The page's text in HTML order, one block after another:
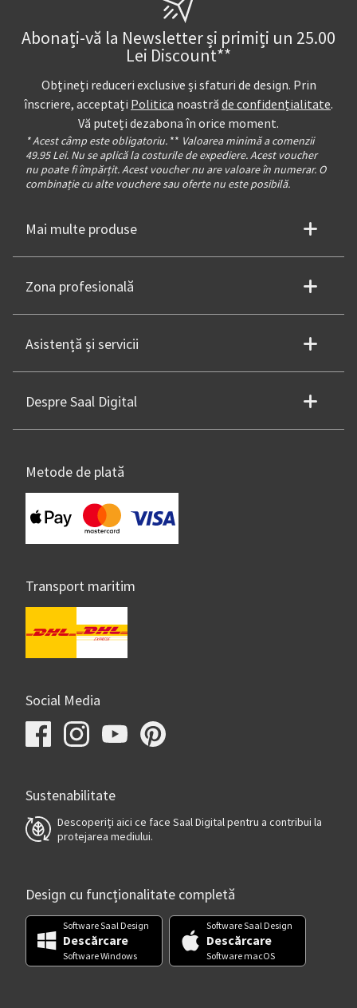
Abonați-vă la Newsletter și primiți un 25.00
Lei Discount**
Obțineți reduceri exclusive și sfaturi de design. Prin
înscriere, acceptați Politica noastră de confidențialitate.
Vă puteți dezabona în orice moment.
* Acest câmp este obligatoriu. ** Valoarea minimă a comenzii
49.95 Lei. Nu se aplică la costurile de expediere. Acest voucher
nu poate fi împărțit. Acest voucher nu are valoare în numerar. O
combinație cu alte vouchere sau oferte nu este posibilă.
Mai multe produse
Zona profesională
Asistență și servicii
Despre Saal Digital
Metode de plată
Transport maritim
Social Media
Sustenabilitate
Descoperiți aici ce face Saal Digital pentru a contribui la
protejarea mediului.
Design cu funcționalitate completă
Software Saal Design
Descărcare
Software Windows
Software Saal Design
Descărcare
Software macOS